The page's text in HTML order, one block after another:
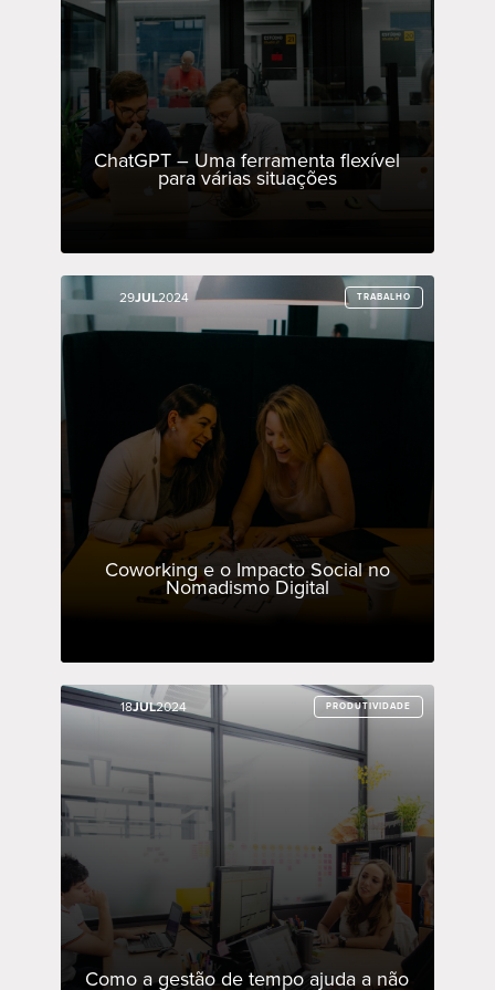
ChatGPT – Uma ferramenta flexível
para várias situações
29JUL2024 TRABALHO
Coworking e o Impacto Social no
Nomadismo Digital
29JUL2024 TRABALHO
18JUL2024 PRODUTIVIDADE
Como a gestão de tempo ajuda a não
18JUL2024 PRODUTIVIDADE